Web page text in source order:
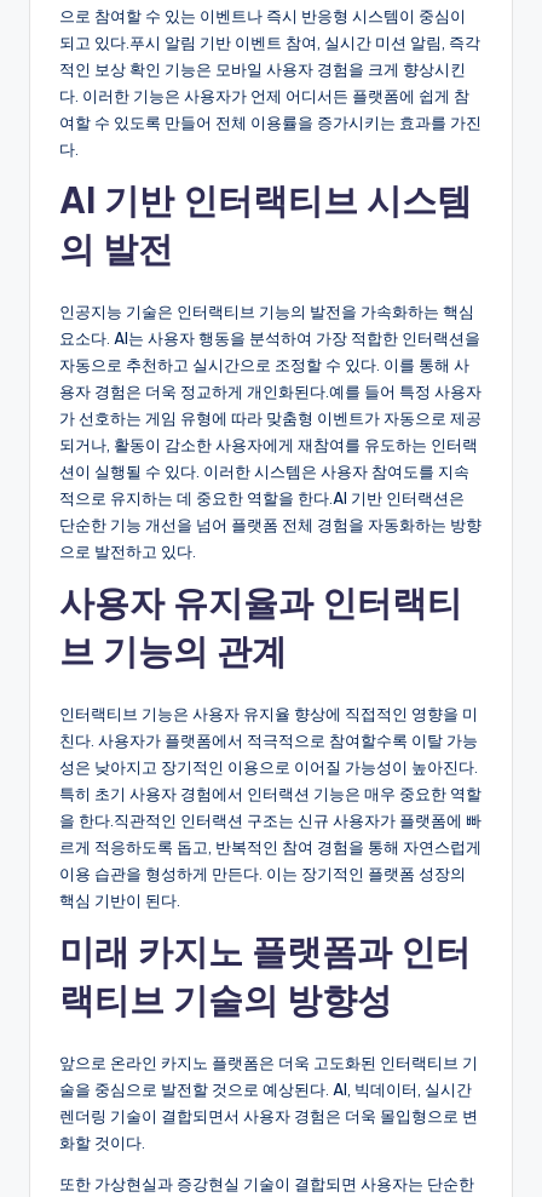
으로 참여할 수 있는 이벤트나 즉시 반응형 시스템이 중심이
되고 있다.푸시 알림 기반 이벤트 참여, 실시간 미션 알림, 즉각
적인 보상 확인 기능은 모바일 사용자 경험을 크게 향상시킨
다. 이러한 기능은 사용자가 언제 어디서든 플랫폼에 쉽게 참
여할 수 있도록 만들어 전체 이용률을 증가시키는 효과를 가진
다.
AI 기반 인터랙티브 시스템
의 발전
인공지능 기술은 인터랙티브 기능의 발전을 가속화하는 핵심
요소다. AI는 사용자 행동을 분석하여 가장 적합한 인터랙션을
자동으로 추천하고 실시간으로 조정할 수 있다. 이를 통해 사
용자 경험은 더욱 정교하게 개인화된다.예를 들어 특정 사용자
가 선호하는 게임 유형에 따라 맞춤형 이벤트가 자동으로 제공
되거나, 활동이 감소한 사용자에게 재참여를 유도하는 인터랙
션이 실행될 수 있다. 이러한 시스템은 사용자 참여도를 지속
적으로 유지하는 데 중요한 역할을 한다.AI 기반 인터랙션은
단순한 기능 개선을 넘어 플랫폼 전체 경험을 자동화하는 방향
으로 발전하고 있다.
사용자 유지율과 인터랙티
브 기능의 관계
인터랙티브 기능은 사용자 유지율 향상에 직접적인 영향을 미
친다. 사용자가 플랫폼에서 적극적으로 참여할수록 이탈 가능
성은 낮아지고 장기적인 이용으로 이어질 가능성이 높아진다.
특히 초기 사용자 경험에서 인터랙션 기능은 매우 중요한 역할
을 한다.직관적인 인터랙션 구조는 신규 사용자가 플랫폼에 빠
르게 적응하도록 돕고, 반복적인 참여 경험을 통해 자연스럽게
이용 습관을 형성하게 만든다. 이는 장기적인 플랫폼 성장의
핵심 기반이 된다.
미래 카지노 플랫폼과 인터
랙티브 기술의 방향성
앞으로 온라인 카지노 플랫폼은 더욱 고도화된 인터랙티브 기
술을 중심으로 발전할 것으로 예상된다. AI, 빅데이터, 실시간
렌더링 기술이 결합되면서 사용자 경험은 더욱 몰입형으로 변
화할 것이다.
또한 가상현실과 증강현실 기술이 결합되면 사용자는 단순한